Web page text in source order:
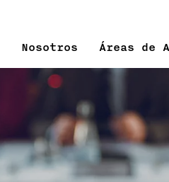
Nosotros Áreas de